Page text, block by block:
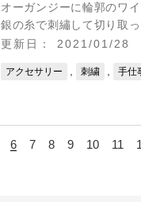
オーガンジーに輪郭のワ
銀の糸で刺繡して切り取
更新日： 2021/01/28
アクセサリー 刺繍 手仕
6 7 8 9 10 11